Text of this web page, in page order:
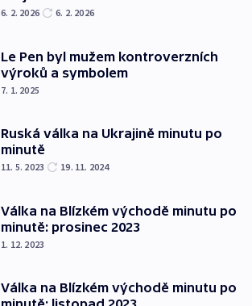
6. 2. 2026 6. 2. 2026
Le Pen byl mužem kontroverzních
výroků a symbolem
7. 1. 2025
Ruská válka na Ukrajině minutu po
minutě
11. 5. 2023 19. 11. 2024
Válka na Blízkém východě minutu po
minutě: prosinec 2023
1. 12. 2023
Válka na Blízkém východě minutu po